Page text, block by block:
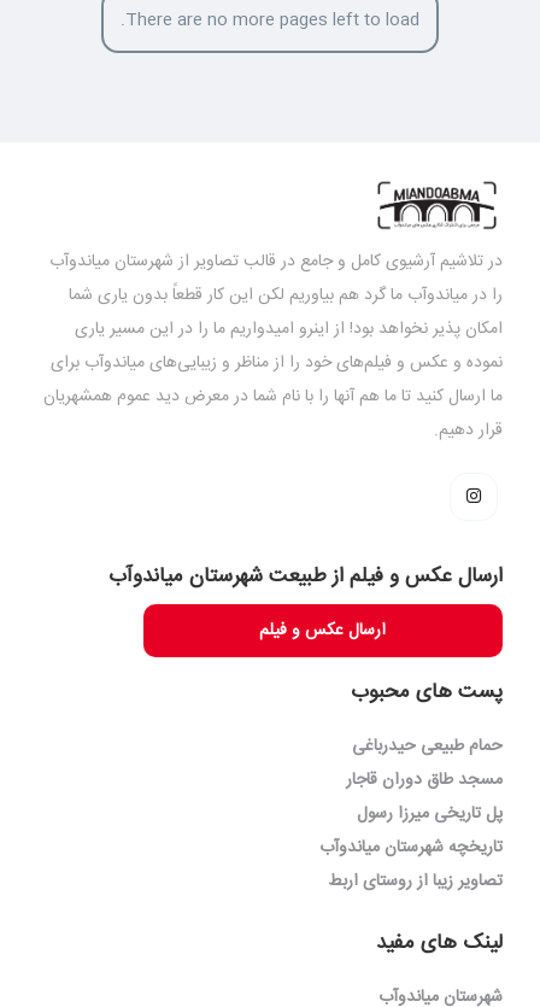
There are no more pages left to load.
در تلاشیم آرشیوی کامل و جامع در قالب تصاویر از شهرستان میاندوآب
را در میاندوآب ما گرد هم بیاوریم لکن این کار قطعاً بدون یاری شما
امکان پذیر نخواهد بود! از اینرو امیدواریم ما را در این مسیر یاری
نموده و عکس و فیلم‌های خود را از مناظر و زیبایی‌های میاندوآب برای
ما ارسال کنید تا ما هم آنها را با نام شما در معرض دید عموم همشهریان
قرار دهیم.
ارسال عکس و فیلم از طبیعت شهرستان میاندوآب
ارسال عکس و فیلم
پست های محبوب
حمام طبیعی حیدرباغی
مسجد طاق دوران قاجار
پل تاریخی میرزا رسول
تاریخچه شهرستان میاندوآب
تصاویر زیبا از روستای اربط
لینک های مفید
شهرستان میاندوآب